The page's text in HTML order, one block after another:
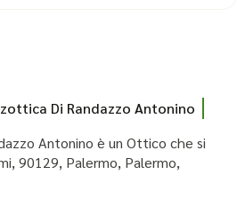
Di Randazzo Antonino
Antonino è un Ottico che si
90129, Palermo, Palermo,